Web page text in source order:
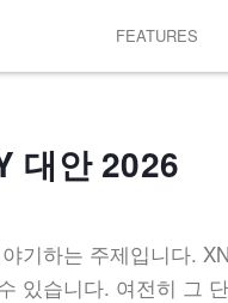
FEATURES
대안 2026
기하는 주제입니다.
있습니다. 여전히 그